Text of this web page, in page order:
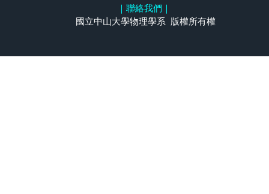
｜ 聯絡我們 ｜
國立中山大學物理學系 版權所有權